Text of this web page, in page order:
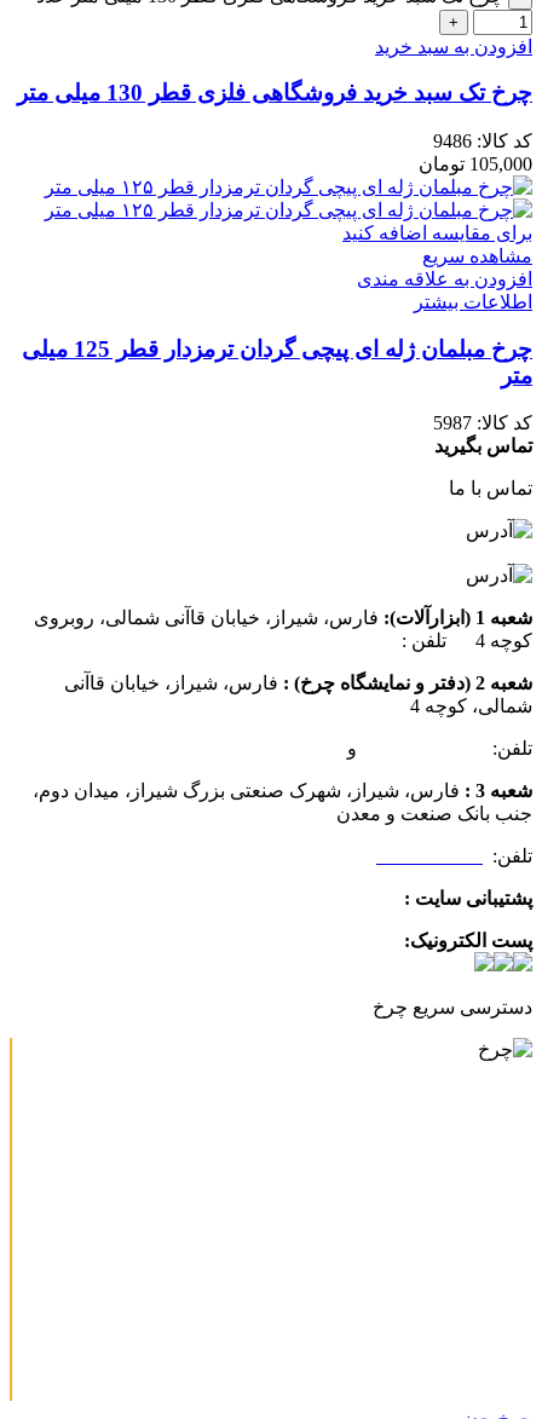
افزودن به سبد خرید
چرخ تک سبد خرید فروشگاهی فلزی قطر 130 میلی متر
کد کالا: 9486
105,000 تومان
برای مقایسه اضافه کنید
مشاهده سریع
افزودن به علاقه مندی
اطلاعات بیشتر
چرخ مبلمان ژله ای پیچی گردان ترمزدار قطر 125 میلی
متر
کد کالا: 5987
تماس بگیرید
تماس با ما
شعبه 1 (ابزارآلات):
فارس، شیراز، خیابان قاآنی شمالی، روبروی
کوچه 4 تلفن :
شعبه 2 (دفتر و نمایشگاه چرخ) :
فارس، شیراز، خیابان قاآنی
شمالی، کوچه 4
تلفن: و
شعبه 3 :
فارس، شیراز، شهرک صنعتی بزرگ شیراز، میدان دوم،
جنب بانک صنعت و معدن
تلفن:
پشتیبانی سایت :
پست الکترونیک:
دسترسی سریع چرخ